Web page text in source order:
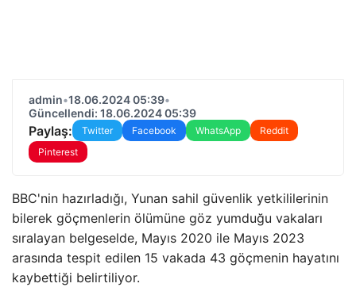
admin•18.06.2024 05:39•
Güncellendi: 18.06.2024 05:39
Paylaş: Twitter Facebook WhatsApp
Reddit
Pinterest
BBC'nin hazırladığı, Yunan sahil güvenlik yetkililerinin
bilerek göçmenlerin ölümüne göz yumduğu vakaları
sıralayan belgeselde, Mayıs 2020 ile Mayıs 2023
arasında tespit edilen 15 vakada 43 göçmenin hayatını
kaybettiği belirtiliyor.